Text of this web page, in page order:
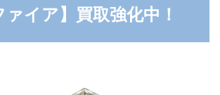
ァイア】買取強化中！